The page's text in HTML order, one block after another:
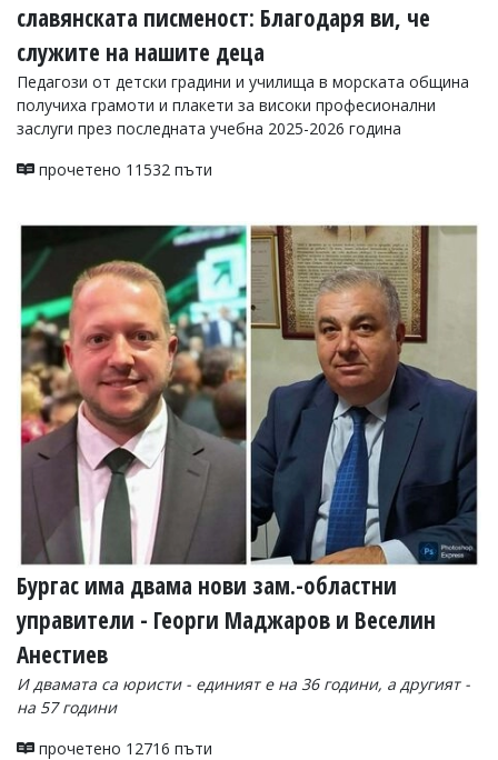
славянската писменост: Благодаря ви, че
служите на нашите деца
Педагози от детски градини и училища в морската община
получиха грамоти и плакети за високи професионални
заслуги през последната учебна 2025-2026 година
прочетено 11532 пъти
Бургас има двама нови зам.-областни
управители - Георги Маджаров и Веселин
Анестиев
И двамата са юристи - единият е на 36 години, а другият -
на 57 години
прочетено 12716 пъти